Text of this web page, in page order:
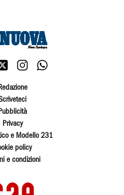
Redazione
Pubblicità
Privacy
e Modello 231
policy
e condizioni